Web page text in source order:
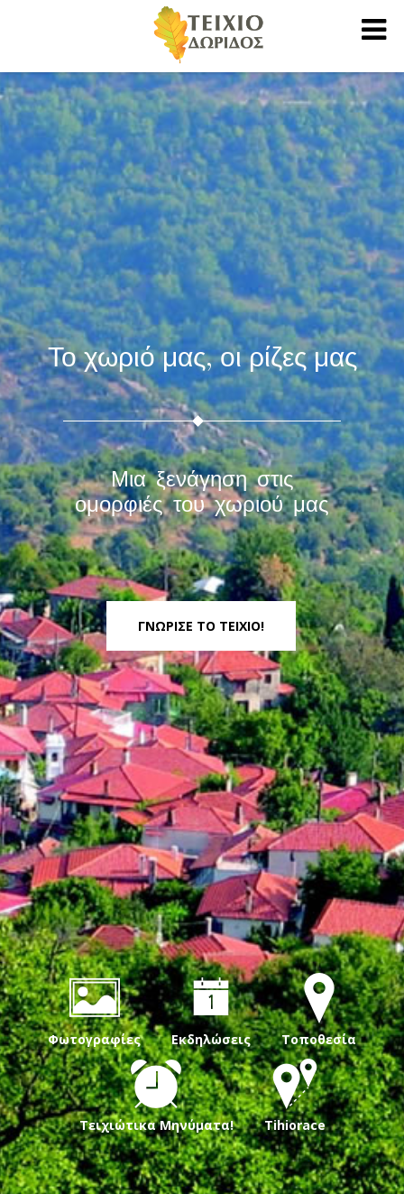
Το χωριό μας, οι ρίζες μας
Μια ξενάγηση στις
ομορφιές του χωριού μας
ΓΝΩΡΙΣΕ ΤΟ ΤΕΙΧΙΟ!
Φωτογραφίες Εκδηλώσεις Τοποθεσία
Τειχιώτικα Μηνύματα! Tihiorace